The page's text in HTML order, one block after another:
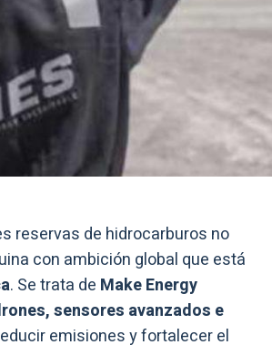
reservas de hidrocarburos no
con ambición global que está
. Se trata de Make Energy
sensores avanzados e
emisiones y fortalecer el